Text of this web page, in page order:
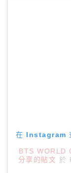
在 Instagram
BTS WORLD
分享的貼文 於